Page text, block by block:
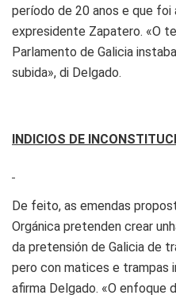
período de 20 anos e que foi
expresidente Zapatero. «O
Parlamento de Galicia
subida», di Delgado.
INDICIOS DE
De feito, as emendas
Orgánica pretenden crear
da pretensión de Galicia de
pero con matices e trampas
afirma Delgado. «O enfoque